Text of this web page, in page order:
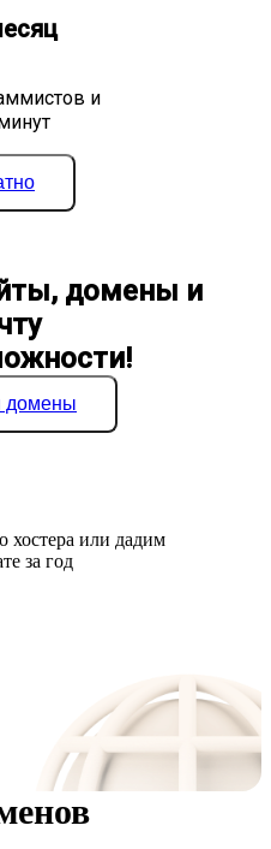
и
домены и
домены
хостера или дадим
за год